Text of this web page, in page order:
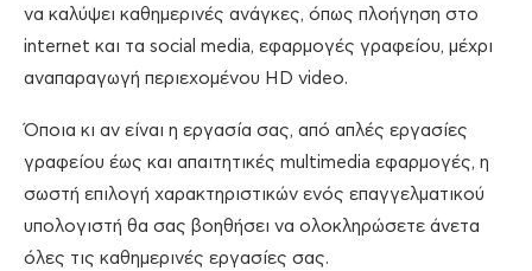
να καλύψει καθημερινές ανάγκες, όπως πλοήγηση στο
internet και τα social media, εφαρμογές γραφείου, μέχρι
αναπαραγωγή περιεχομένου HD video.
Όποια κι αν είναι η εργασία σας, από απλές εργασίες
γραφείου έως και απαιτητικές multimedia εφαρμογές, η
σωστή επιλογή χαρακτηριστικών ενός επαγγελματικού
υπολογιστή θα σας βοηθήσει να ολοκληρώσετε άνετα
όλες τις καθημερινές εργασίες σας.